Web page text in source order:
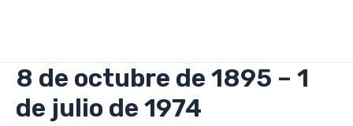
8 de octubre de 1895 – 1
de julio de 1974